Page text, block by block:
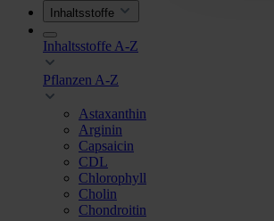
Inhaltsstoffe
Inhaltsstoffe A-Z
Pflanzen A-Z
Astaxanthin
Arginin
Capsaicin
CDL
Chlorophyll
Cholin
Chondroitin